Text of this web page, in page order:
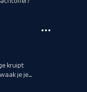
kruipt
je je